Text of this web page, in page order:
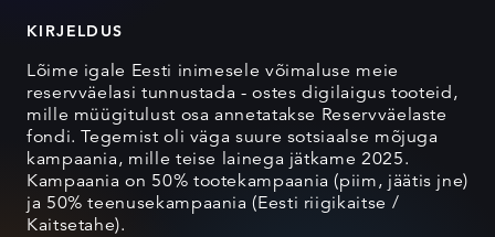
KIRJELDUS
Lõime igale Eesti inimesele võimaluse meie
reservväelasi tunnustada - ostes digilaigus tooteid,
mille müügitulust osa annetatakse Reservväelaste
fondi. Tegemist oli väga suure sotsiaalse mõjuga
kampaania, mille teise lainega jätkame 2025.
Kampaania on 50% tootekampaania (piim, jäätis jne)
ja 50% teenusekampaania (Eesti riigikaitse /
Kaitsetahe).